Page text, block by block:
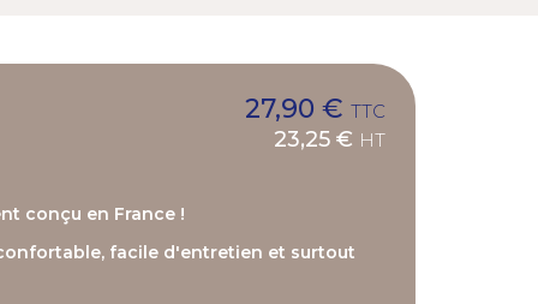
27,90 € TTC
23,25 € HT
conçu en France !
facile d'entretien et surtout